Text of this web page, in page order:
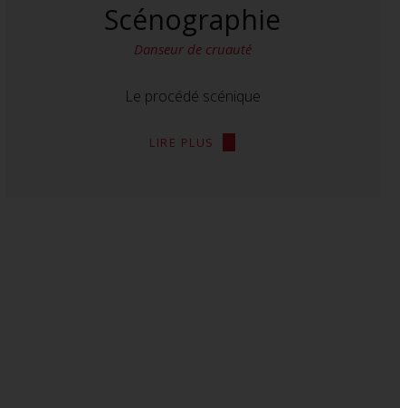
Scénographie
Danseur de cruauté
Le procédé scénique
LIRE PLUS